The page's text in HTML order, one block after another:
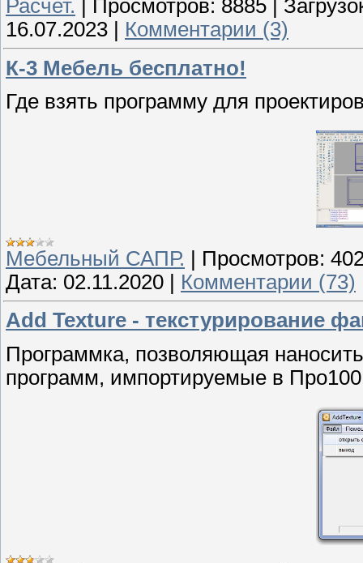
Расчет. Просмотров: 8885
16.07.2023
Комментарии (3)
К-3 Мебель бесплатно!
Где взять программу для
Мебельный САПР. Просмотров:
Дата: 02.11.2020
Комментарии (73)
Add Texture - текстурирование
Программка, позволяющая
программ, импортируемые в